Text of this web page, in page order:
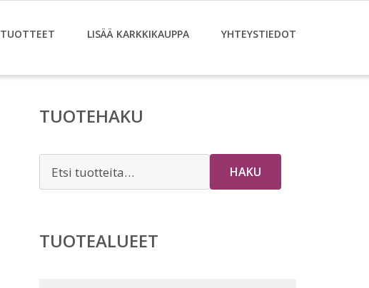
TUOTTEET LISÄÄ KARKKIKAUPPA YHTEYSTIEDOT
TUOTEHAKU
HAKU
TUOTEALUEET